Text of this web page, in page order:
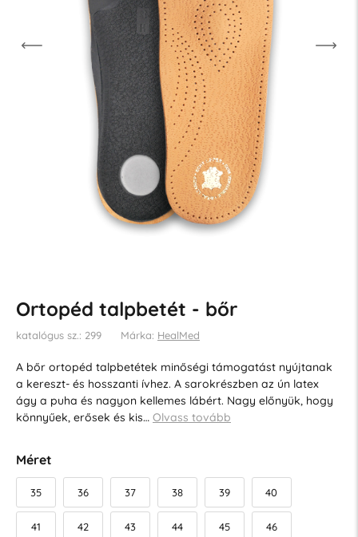
Ortopéd talpbetét - bőr
katalógus sz.: 299 Márka: HealMed
A bőr ortopéd talpbetétek minőségi támogatást nyújtanak
a kereszt- és hosszanti ívhez. A sarokrészben az ún latex
ágy a puha és nagyon kellemes lábért. Nagy előnyük, hogy
könnyűek, erősek és kis… Olvass tovább
Méret
35 36 37 38 39 40
41 42 43 44 45 46